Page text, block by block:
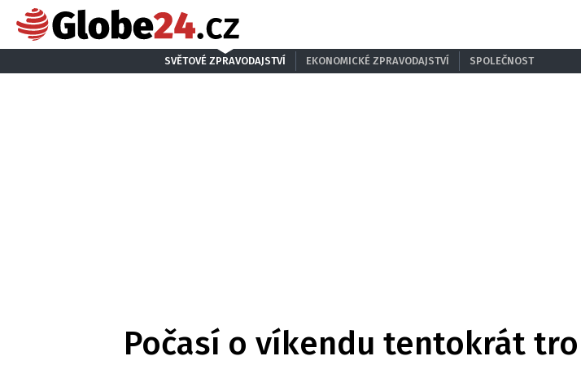
SVĚTOVÉ ZPRAVODAJSTVÍ EKONOMICKÉ ZPRAVODAJSTVÍ SPOLEČNOST
Počasí o víkendu tentokrát